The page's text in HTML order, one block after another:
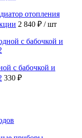
отопления
2 840 ₽ / шт
с бабочкой и
330 ₽